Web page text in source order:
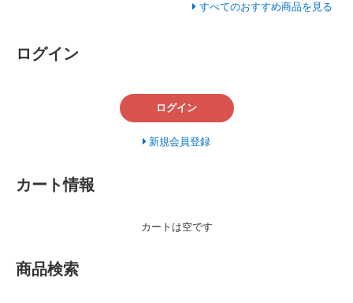
すべてのおすすめ商品を見る
ログイン
ログイン
新規会員登録
カート情報
カートは空です
商品検索